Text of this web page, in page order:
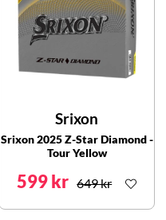
Srixon
Srixon 2025 Z-Star Diamond -
Tour Yellow
599 kr 649 kr